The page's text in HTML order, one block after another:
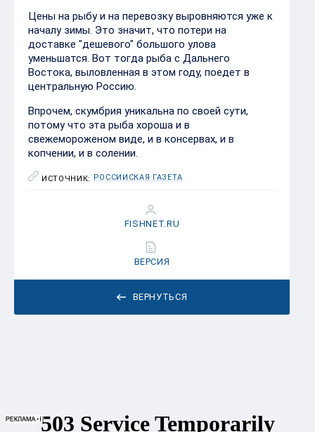
Цены на рыбу и на перевозку выровняются уже к
началу зимы. Это значит, что потери на
доставке "дешевого" большого улова
уменьшатся. Вот тогда рыба с Дальнего
Востока, выловленная в этом году, поедет в
центральную Россию.
Впрочем, скумбрия уникальна по своей сути,
потому что эта рыба хороша и в
свежемороженом виде, и в консервах, и в
копчении, и в солении.
ИСТОЧНИК: РОССИЙСКАЯ ГАЗЕТА
ВЕРНУТЬСЯ
FISHNET.RU
ВЕРСИЯ